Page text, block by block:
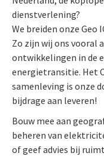
dienstverlening?
We breiden onze Geo
Zo zijn wij ons vooral
ontwikkelingen in de
energietransitie. Het
samenleving is onze
bijdrage aan leveren!
Bouw mee aan
beheren van
of geef advies bij